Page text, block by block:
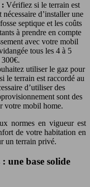
: Vérifiez si le terrain est
d’installer une
septique et les coûts
à prendre en compte
avec votre mobil
tous les 4 à 5
utiliser le gaz pour
le terrain est raccordé au
d’utiliser des
sont des
votre mobil home.
normes en vigueur est
de votre habitation en
un terrain privé.
une base solide